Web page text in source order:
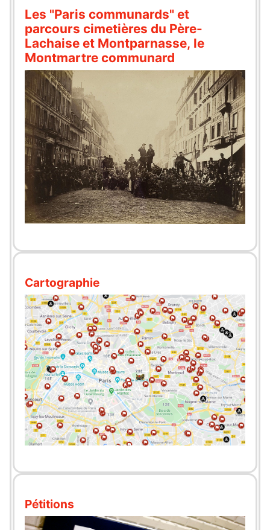
Les "Paris communards" et
parcours cimetières du Père-
Lachaise et Montparnasse, le
Montmartre communard
Cartographie
Pétitions